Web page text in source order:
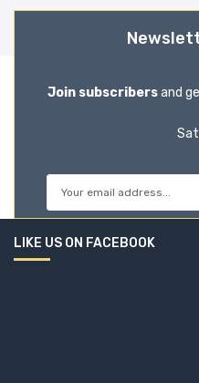
Join subscribersand
LIKE US ON FACEBOOK